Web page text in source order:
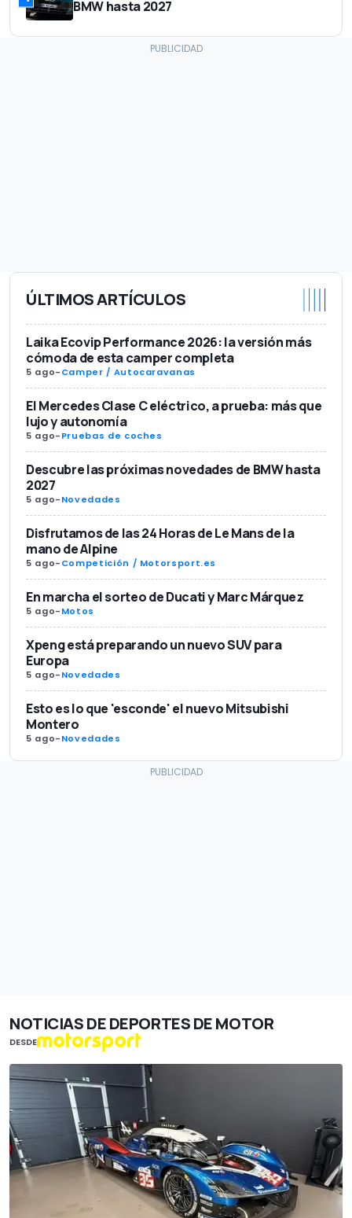
BMW hasta 2027
ÚLTIMOS ARTÍCULOS
Laika Ecovip Performance 2026: la versión más
cómoda de esta camper completa
5 ago-Camper / Autocaravanas
El Mercedes Clase C eléctrico, a prueba: más que
lujo y autonomía
5 ago-Pruebas de coches
Descubre las próximas novedades de BMW hasta
2027
5 ago-Novedades
Disfrutamos de las 24 Horas de Le Mans de la
mano de Alpine
5 ago-Competición / Motorsport.es
En marcha el sorteo de Ducati y Marc Márquez
5 ago-Motos
Xpeng está preparando un nuevo SUV para
Europa
5 ago-Novedades
Esto es lo que 'esconde' el nuevo Mitsubishi
Montero
5 ago-Novedades
NOTICIAS DE DEPORTES DE MOTOR
DESDE